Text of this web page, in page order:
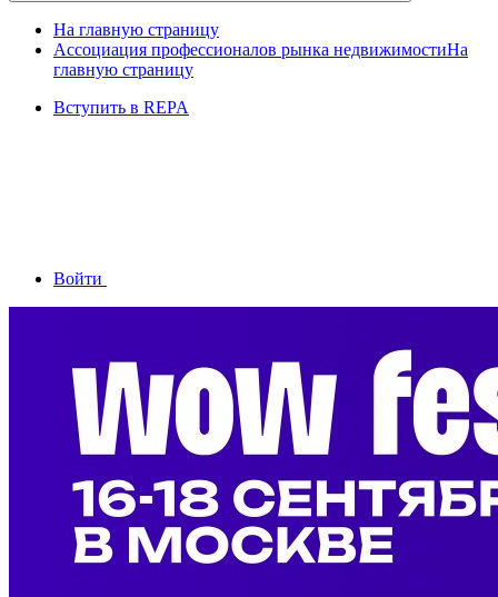
На главную страницу
Ассоциация профессионалов рынка недвижимостиНа
главную страницу
Вступить в REPA
Войти